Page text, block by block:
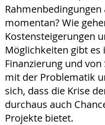
momentan? Wie
Kostensteigerungen
Möglichkeiten gibt es
Finanzierung und
mit der Problematik
sich, dass die Krise
durchaus auch
Projekte bietet.